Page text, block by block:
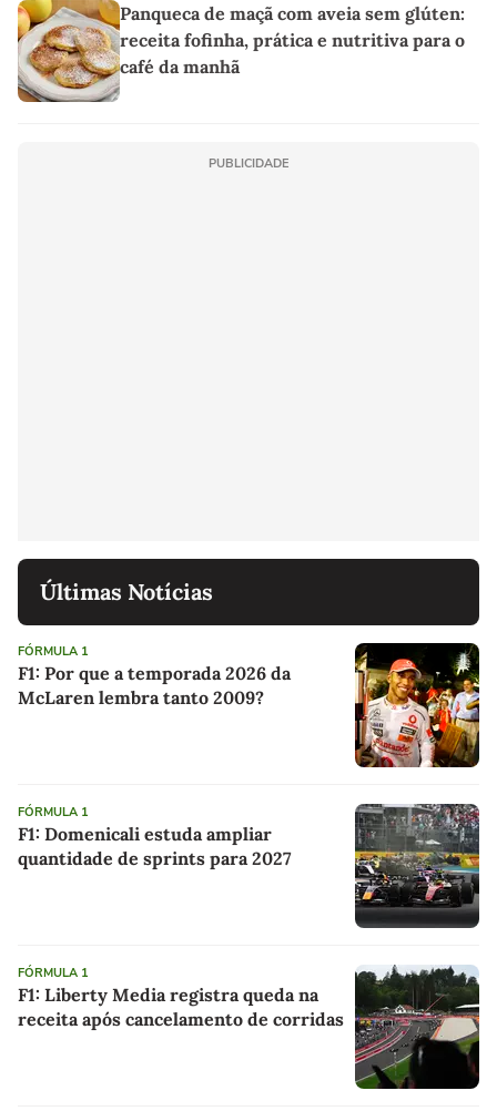
Panqueca de maçã com aveia sem glúten:
receita fofinha, prática e nutritiva para o
café da manhã
PUBLICIDADE
Últimas Notícias
FÓRMULA 1
F1: Por que a temporada 2026 da
McLaren lembra tanto 2009?
FÓRMULA 1
F1: Domenicali estuda ampliar
quantidade de sprints para 2027
FÓRMULA 1
F1: Liberty Media registra queda na
receita após cancelamento de corridas